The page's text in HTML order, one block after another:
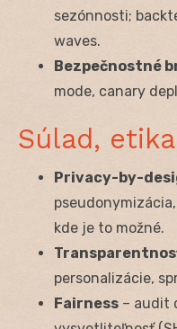
sezónnosti;
waves.
Bezpečnostné
mode, canary
Súlad,
Privacy-by-
kde je to možné.
personalizácie,
Fairness – audit